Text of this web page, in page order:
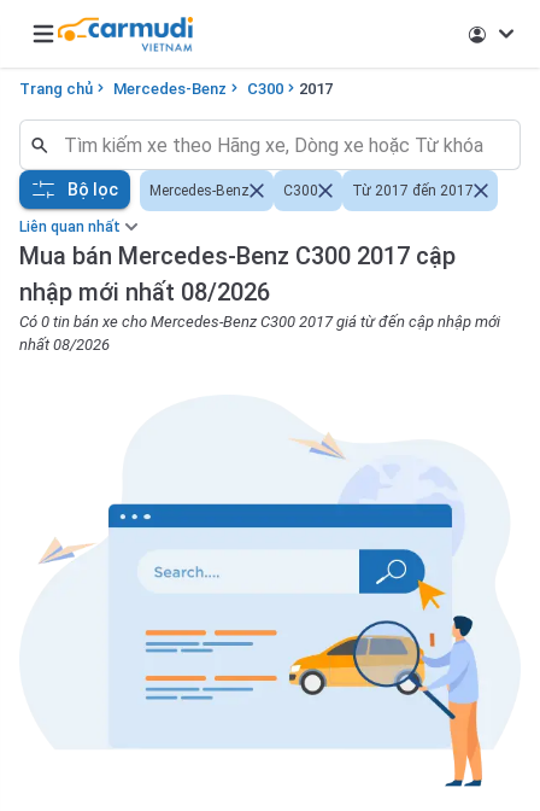
Open main menu
Trang chủ Mercedes-Benz C300 2017
Liên quan nhất
Mua bán Mercedes-Benz C300 2017 cập
nhập mới nhất 08/2026
Có 0 tin bán xe cho Mercedes-Benz C300 2017 giá từ đến cập nhập mới
nhất 08/2026
Bộ lọc Mercedes-Benz C300 Từ 2017 đến 2017